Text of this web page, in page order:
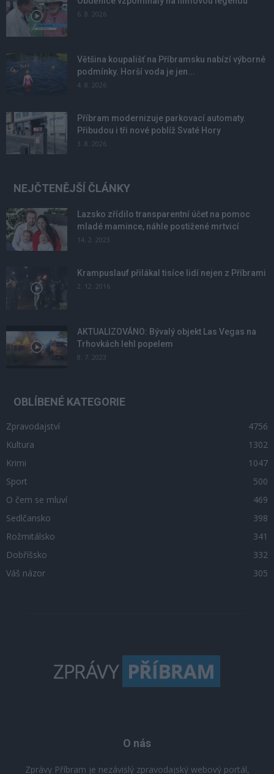
6. 8. 2026
Většina koupališť na Příbramsku nabízí výborné
podmínky. Horší voda je jen...
4. 8. 2026
Příbram modernizuje parkovací automaty.
Přibudou i tři nové poblíž Svaté Hory
3. 8. 2026
NEJČTENĚJŠÍ ČLÁNKY
Lazsko zřídilo transparentní účet na pomoc
mladé mamince, náhle postižené mrtvicí
14. 2. 2023
Krampuslauf přilákal tisíce lidí nejen z Příbrami
2. 12. 2016
AKTUALIZOVÁNO: Bývalý objekt Las Vegas na
Trhovkách lehl popelem
8. 7. 2023
OBLÍBENÉ KATEGORIE
Zpravodajství
4756
Kultura
1302
Krimi
1047
Sport
500
O čem se mluví
469
Sedlčansko
398
Rožmitálsko
341
Dobříšsko
332
Váš názor
305
O nás
Zprávy Příbram je nezávislý zpravodajský webový portál,